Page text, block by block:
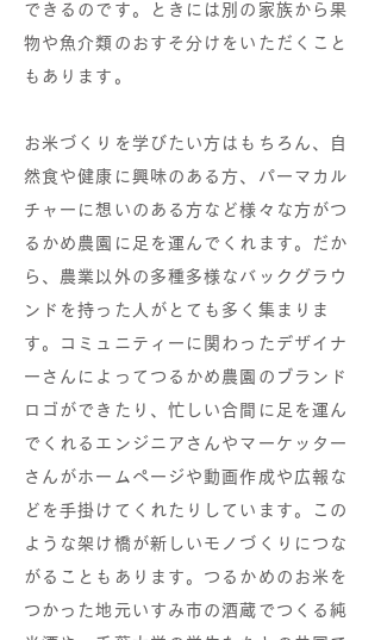
できるのです。ときには別の家族から果
物や魚介類のおすそ分けをいただくこと
もあります。
お米づくりを学びたい方はもちろん、自
然食や健康に興味のある方、パーマカル
チャーに想いのある方など様々な方がつ
るかめ農園に足を運んでくれます。だか
ら、農業以外の多種多様なバックグラウ
ンドを持った人がとても多く集まりま
す。コミュニティーに関わったデザイナ
ーさんによってつるかめ農園のブランド
ロゴができたり、忙しい合間に足を運ん
でくれるエンジニアさんやマーケッター
さんがホームページや動画作成や広報な
どを手掛けてくれたりしています。この
ような架け橋が新しいモノづくりにつな
がることもあります。つるかめのお米を
つかった地元いすみ市の酒蔵でつくる純